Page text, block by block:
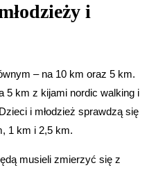
i
– na 10 km oraz 5 km.
5 km z kijami nordic walking i
i młodzież sprawdzą się
1 km i 2,5 km.
musieli zmierzyć się z